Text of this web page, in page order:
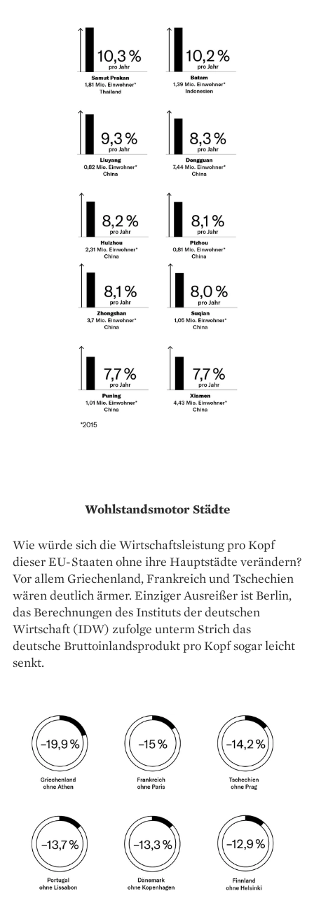
Wohlstandsmotor Städte
Wie würde sich die Wirtschaftsleistung pro Kopf
dieser EU-Staaten ohne ihre Hauptstädte verändern?
Vor allem Griechenland, Frankreich und Tschechien
wären deutlich ärmer. Einziger Ausreißer ist Berlin,
das Berechnungen des Instituts der deutschen
Wirtschaft (IDW) zufolge unterm Strich das
deutsche Bruttoinlandsprodukt pro Kopf sogar leicht
senkt.